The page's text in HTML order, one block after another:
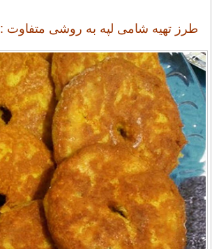
طرز تهیه شامی لپه به روشی متفاوت :